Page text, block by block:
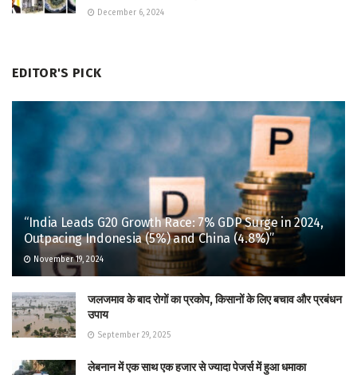
December 6, 2024
EDITOR'S PICK
“India Leads G20 Growth Race: 7% GDP Surge in 2024,
Outpacing Indonesia (5%) and China (4.8%)”
November 19, 2024
जलजमाव के बाद रोगों का प्रकोप, किसानों के लिए बचाव और प्रबंधन
उपाय
September 29, 2025
लेबनान में एक साथ एक हजार से ज्यादा पेजर्स में हुआ धमाका